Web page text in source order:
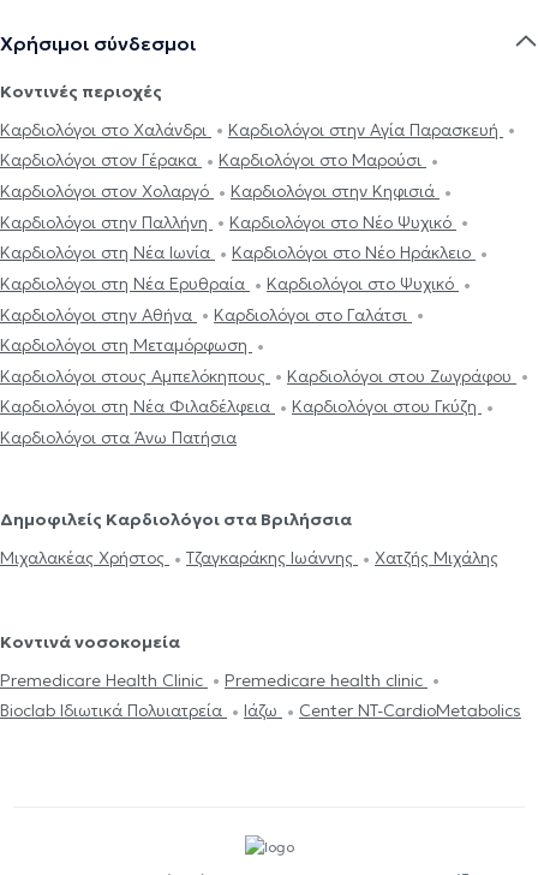
Χρήσιμοι σύνδεσμοι
Κοντινές περιοχές
Καρδιολόγοι στο Χαλάνδρι
Καρδιολόγοι στην Αγία Παρασκευή
Καρδιολόγοι στον Γέρακα
Καρδιολόγοι στο Μαρούσι
Καρδιολόγοι στον Χολαργό
Καρδιολόγοι στην Κηφισιά
Καρδιολόγοι στην Παλλήνη
Καρδιολόγοι στο Νέο Ψυχικό
Καρδιολόγοι στη Νέα Ιωνία
Καρδιολόγοι στο Νέο Ηράκλειο
Καρδιολόγοι στη Νέα Ερυθραία
Καρδιολόγοι στο Ψυχικό
Καρδιολόγοι στην Αθήνα
Καρδιολόγοι στο Γαλάτσι
Καρδιολόγοι στη Μεταμόρφωση
Καρδιολόγοι στους Αμπελόκηπους
Καρδιολόγοι στου Ζωγράφου
Καρδιολόγοι στη Νέα Φιλαδέλφεια
Καρδιολόγοι στου Γκύζη
Καρδιολόγοι στα Άνω Πατήσια
Δημοφιλείς Καρδιολόγοι στα Βριλήσσια
Μιχαλακέας Χρήστος
Τζαγκαράκης Ιωάννης Χατζής Μιχάλης
Κοντινά νοσοκομεία
Premedicare Health Clinic
Premedicare health clinic
Bioclab Ιδιωτικά Πολυιατρεία
Ιάζω Center NT-CardioMetabolics